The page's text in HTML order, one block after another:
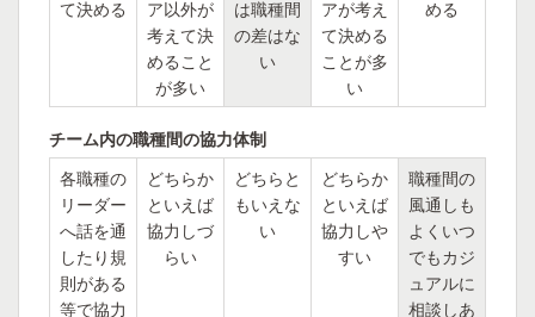
て決める
ア以外が
考えて決
めること
が多い
は職種間
の差はな
い
アが考え
て決める
ことが多
い
める
チーム内の職種間の協力体制
各職種の
リーダー
へ話を通
したり規
則がある
等で協力
どちらか
といえば
協力しづ
らい
どちらと
もいえな
い
どちらか
といえば
協力しや
すい
職種間の
風通しも
よくいつ
でもカジ
ュアルに
相談しあ